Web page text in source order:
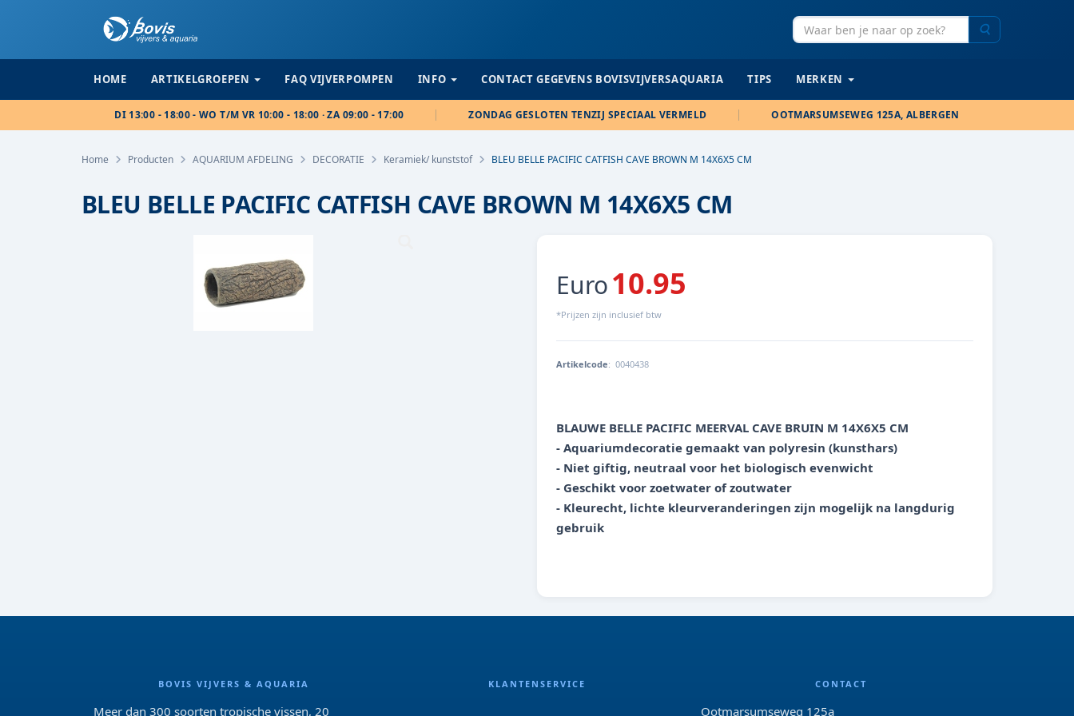
HOME ARTIKELGROEPEN FAQ VIJVERPOMPEN INFO CONTACT GEGEVENS BOVISVIJVERSAQUARIA TIPS MERKEN
DI 13:00 - 18:00 - WO T/M VR 10:00 - 18:00 · ZA 09:00 - 17:00 ZONDAG GESLOTEN TENZIJ SPECIAAL VERMELD OOTMARSUMSEWEG 125A, ALBERGEN
Home Producten AQUARIUM AFDELING DECORATIE Keramiek/ kunststof BLEU BELLE PACIFIC CATFISH CAVE BROWN M 14X6X5 CM
BLEU BELLE PACIFIC CATFISH CAVE BROWN M 14X6X5 CM
Euro10.95
*Prijzen zijn inclusief btw
Artikelcode: 0040438
BLAUWE BELLE PACIFIC MEERVAL CAVE BRUIN M 14X6X5 CM
- Aquariumdecoratie gemaakt van polyresin (kunsthars)
- Niet giftig, neutraal voor het biologisch evenwicht
- Geschikt voor zoetwater of zoutwater
- Kleurecht, lichte kleurveranderingen zijn mogelijk na langdurig
gebruik
BOVIS VIJVERS & AQUARIA
Meer dan 300 soorten tropische vissen, 20
KLANTENSERVICE CONTACT
Ootmarsumseweg 125a